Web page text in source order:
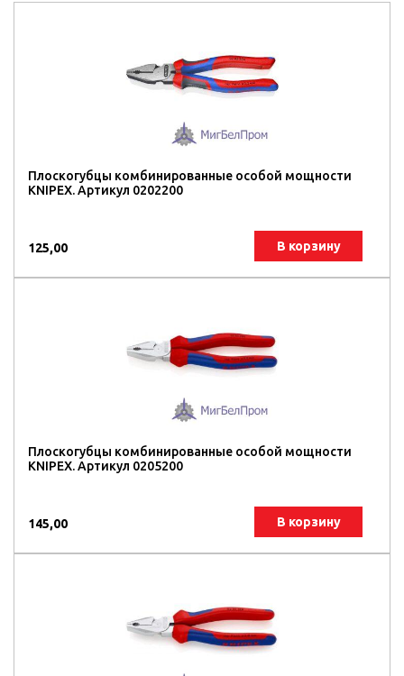
Плоскогубцы комбинированные особой мощности
KNIPEX. Артикул 0202200
125,00 В корзину
Плоскогубцы комбинированные особой мощности
KNIPEX. Артикул 0205200
145,00 В корзину